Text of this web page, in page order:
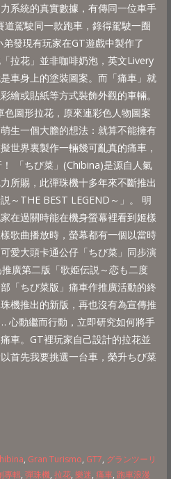
系統的真實數據，有傳同一位車手
駕駛同一款跑車，錄得駕駛一圈
發現有玩家在GT遊戲中製作了
拉花」並非咖啡奶泡，英文Livery
車身上的塗裝圖案。而「痛車」就
繪或貼紙等方式裝飾外觀的車輛。
圖形拉花，原來連彩色人物圖案
生一個大膽的想法：就算不能擁有
世界裏製作一輛幾可亂真的痛車，
「ちび菜」(Chibina)是源自人氣
所賜，此彈珠機十多年來不斷推出
～THE BEST LEGEND～」。 明
在過關時能在機身螢幕裡看到姬樣
歌曲播放時，螢幕都有一個以當時
愛大頭卡通公仔「ちび菜」同步演
廣第二版「歌姫伝説～恋も二度
「ちび菜版」痛車作推廣活動的終
機推出的新版，再也沒有為宣傳推
心動繼而行動，立即研究如何將手
車。GT裡玩家自己設計的拉花並
首先我要挑選一台車，榮升ちび菜
, Gran Turismo, GT7, グランツーリ
專輯, 彈珠機, 拉花, 樂迷, 痛車, 跑車浪漫